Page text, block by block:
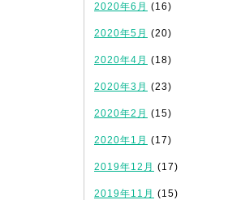
2020年6月 (16)
2020年5月 (20)
2020年4月 (18)
2020年3月 (23)
2020年2月 (15)
2020年1月 (17)
2019年12月 (17)
2019年11月 (15)